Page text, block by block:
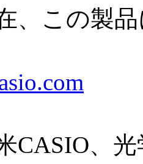
、この製
CASIO、